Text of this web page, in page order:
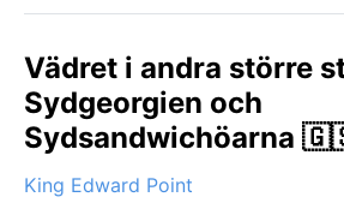
Vädret i andra större
Sydgeorgien och
Sydsandwichöarna
King Edward Point